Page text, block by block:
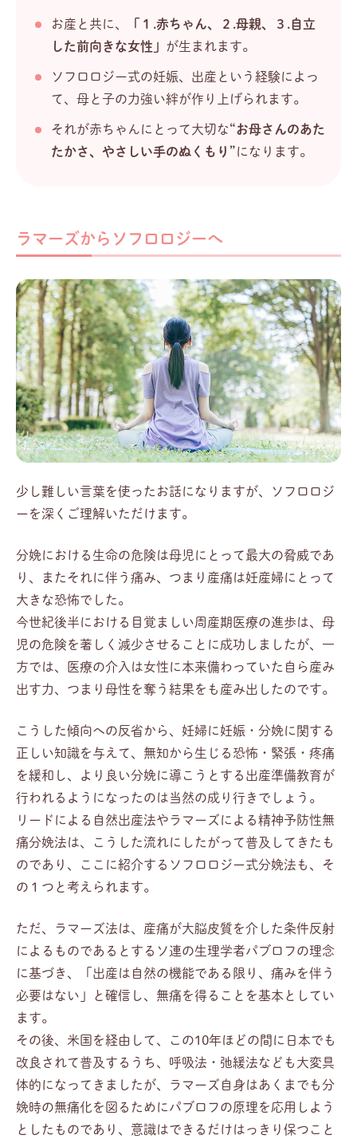
お産と共に、
「１.赤ちゃん、２.母親、３.自立
した前向きな女性」 が生まれます。
ソフロロジー式の妊娠、出産という経験によっ
て、母と子の力強い絆が作り上げられます。
それが赤ちゃんにとって大切な“お母さんのあた
たかさ、やさしい手のぬくもり”になります。
ラマーズからソフロロジーへ
少し難しい言葉を使ったお話になりますが、ソフロロジ
ーを深くご理解いただけます。
分娩における生命の危険は母児にとって最大の脅威であ
り、またそれに伴う痛み、つまり産痛は妊産婦にとって
大きな恐怖でした。
今世紀後半における目覚ましい周産期医療の進歩は、母
児の危険を著しく減少させることに成功しましたが、一
方では、医療の介入は女性に本来備わっていた自ら産み
出す力、つまり母性を奪う結果をも産み出したのです。
こうした傾向への反省から、妊婦に妊娠・分娩に関する
正しい知識を与えて、無知から生じる恐怖・緊張・疼痛
を緩和し、より良い分娩に導こうとする出産準備教育が
行われるようになったのは当然の成り行きでしょう。
リードによる自然出産法やラマーズによる精神予防性無
痛分娩法は、こうした流れにしたがって普及してきたも
のであり、ここに紹介するソフロロジー式分娩法も、そ
の１つと考えられます。
ただ、ラマーズ法は、産痛が大脳皮質を介した条件反射
によるものであるとするソ連の生理学者パブロフの理念
に基づき、「出産は自然の機能である限り、痛みを伴う
必要はない」と確信し、無痛を得ることを基本としてい
ます。
その後、米国を経由して、この10年ほどの間に日本でも
改良されて普及するうち、呼吸法・弛緩法なども大変具
体的になってきましたが、ラマーズ自身はあくまでも分
娩時の無痛化を図るためにパブロフの原理を応用しよう
としたものであり、意識はできるだけはっきり保つこと